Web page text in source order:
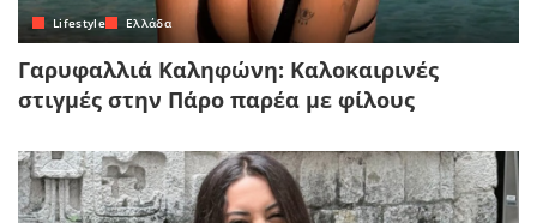
Lifestyle Ελλάδα
Γαρυφαλλιά Καληφώνη: Καλοκαιρινές
στιγμές στην Πάρο παρέα με φίλους